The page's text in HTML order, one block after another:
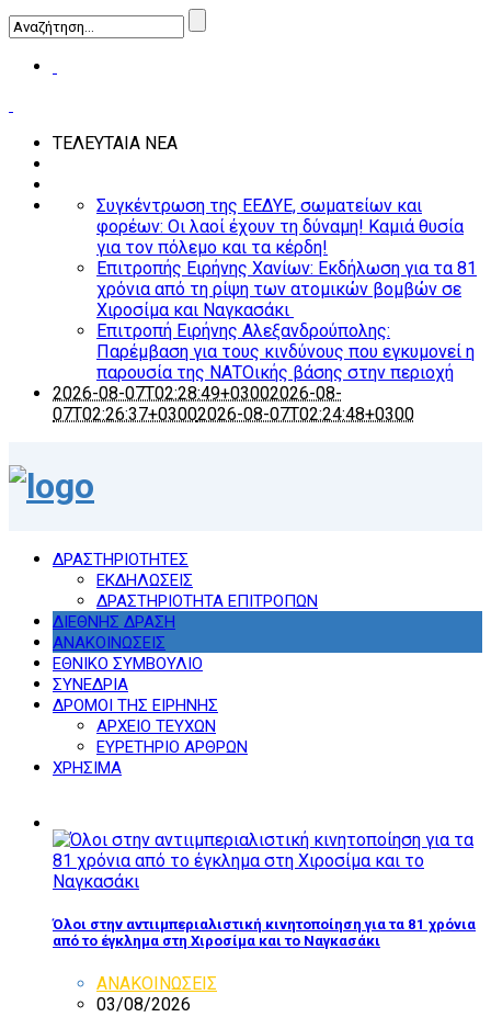
ΤΕΛΕΥΤΑΙΑ ΝΕΑ
Συγκέντρωση της ΕΕΔΥΕ, σωματείων και
φορέων: Οι λαοί έχουν τη δύναμη! Καμιά θυσία
για τον πόλεμο και τα κέρδη!
Επιτροπής Ειρήνης Χανίων: Εκδήλωση για τα 81
χρόνια από τη ρίψη των ατομικών βομβών σε
Χιροσίμα και Ναγκασάκι
Επιτροπή Ειρήνης Αλεξανδρούπολης:
Παρέμβαση για τους κινδύνους που εγκυμονεί η
παρουσία της ΝΑΤΟικής βάσης στην περιοχή
2026-08-07T02:28:49+03002026-08-
07T02:26:37+03002026-08-07T02:24:48+0300
ΔΡΑΣΤΗΡΙΟΤΗΤΕΣ
ΕΚΔΗΛΩΣΕΙΣ
ΔΡΑΣΤΗΡΙΟΤΗΤΑ ΕΠΙΤΡΟΠΩΝ
ΔΙΕΘΝΗΣ ΔΡΑΣΗ
ΑΝΑΚΟΙΝΩΣΕΙΣ
ΕΘΝΙΚΟ ΣΥΜΒΟΥΛΙΟ
ΣΥΝΕΔΡΙΑ
ΔΡΟΜΟΙ ΤΗΣ ΕΙΡΗΝΗΣ
ΑΡΧΕΙΟ ΤΕΥΧΩΝ
ΕΥΡΕΤΗΡΙΟ ΑΡΘΡΩΝ
ΧΡΗΣΙΜΑ
Όλοι στην αντιιμπεριαλιστική κινητοποίηση για τα 81 χρόνια
από το έγκλημα στη Χιροσίμα και το Ναγκασάκι
ΑΝΑΚΟΙΝΩΣΕΙΣ
03/08/2026